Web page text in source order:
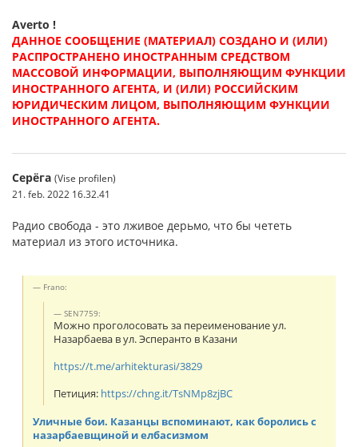
Averto !
ДАННОЕ СООБЩЕНИЕ (МАТЕРИАЛ) СОЗДАНО И (ИЛИ)
РАСПРОСТРАНЕНО ИНОСТРАННЫМ СРЕДСТВОМ
МАССОВОЙ ИНФОРМАЦИИ, ВЫПОЛНЯЮЩИМ ФУНКЦИИ
ИНОСТРАННОГО АГЕНТА, И (ИЛИ) РОССИЙСКИМ
ЮРИДИЧЕСКИМ ЛИЦОМ, ВЫПОЛНЯЮЩИМ ФУНКЦИИ
ИНОСТРАННОГО АГЕНТА.
Серёга (Vise profilen)
21. feb. 2022 16.32.41
Радио свобода - это лживое дерьмо, что бы чететь
материал из этого источника.
Frano:
SEN7759:
Можно проголосовать за переименование ул.
Назарбаева в ул. Эсперанто в Казани
https://t.me/arhitekturasi/3829
Петиция: https://chng.it/TsNMp8zjBC
Уличные бои. Казанцы вспоминают, как боролись с
назарбаевщиной и елбасизмом